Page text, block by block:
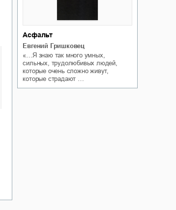
Асфальт
Евгений Гришковец
«…Я знаю так много умных,
сильных, трудолюбивых людей,
которые очень сложно живут,
которые страдают …